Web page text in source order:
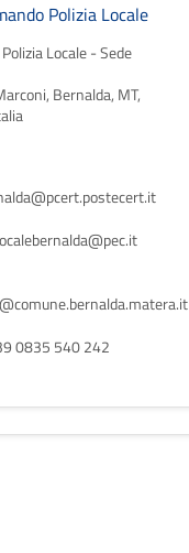
Polizia Locale
Locale - Sede
Bernalda, MT,
0835 540 242